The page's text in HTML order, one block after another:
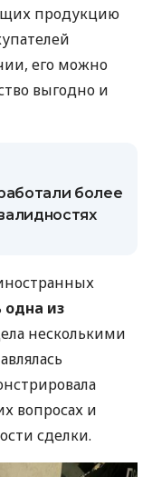
продукцию
его можно
выгодно и
более
одна из
несколькими
вопросах и
сделки.